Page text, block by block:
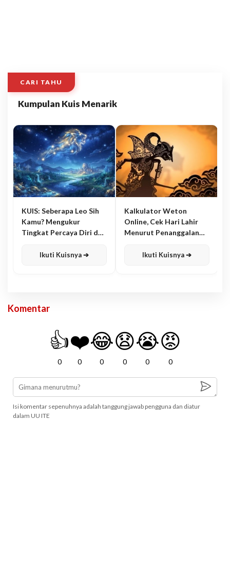
CARI TAHU
Kumpulan Kuis Menarik
KUIS: Seberapa Leo Sih
Kamu? Mengukur
Tingkat Percaya Diri dan
Ikuti Kuisnya ➔
Kalkulator Weton
Online, Cek Hari Lahir
Menurut Penanggalan
Ikuti Kuisnya ➔
Komentar
👍
0
❤️
0
😂
0
😧
0
😭
0
😡
0
Isi komentar sepenuhnya adalah tanggung jawab pengguna dan diatur
dalam UU ITE